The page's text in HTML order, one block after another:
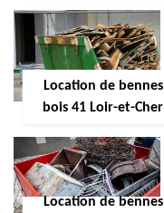
Location de bennes
bois 41 Loir-et-Cher
Location de bennes